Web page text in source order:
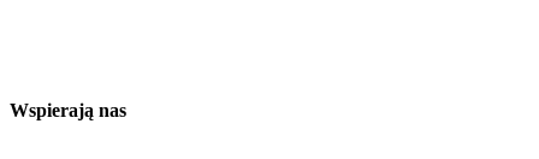
Wspierają nas